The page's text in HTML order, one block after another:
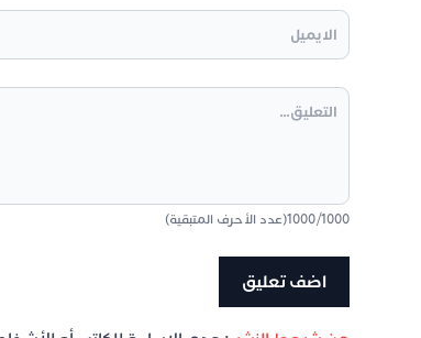
1000
/
1000(عدد الأحرف المتبقية)